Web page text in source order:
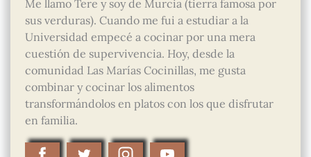
Me llamo Tere y soy de Murcia (tierra famosa por
sus verduras). Cuando me fui a estudiar a la
Universidad empecé a cocinar por una mera
cuestión de supervivencia. Hoy, desde la
comunidad Las Marías Cocinillas, me gusta
combinar y cocinar los alimentos
transformándolos en platos con los que disfrutar
en familia.